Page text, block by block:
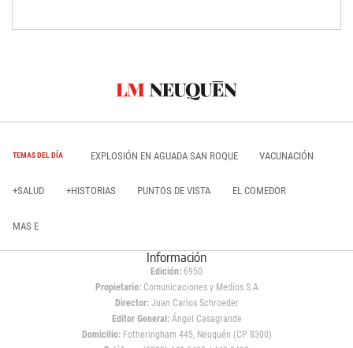
TEMAS DEL DÍA EXPLOSIÓN EN AGUADA SAN ROQUE VACUNACIÓN
+SALUD +HISTORIAS PUNTOS DE VISTA EL COMEDOR
MAS E
Información
Edición: 6950
Propietario:Comunicaciones y Medios S.A
Director: Juan Carlos Schroeder
Editor General:Ángel Casagrande
Domicilio:Fotheringham 445, Neuquén (CP 8300)